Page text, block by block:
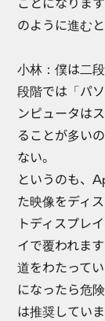
のように進む
小林：僕は二
段階では「パ
ンピュータは
ることが多い
ない。
というのも、
た映像をディ
トディスプレ
イで覆われま
道をわたって
になったら危
は推奨していま